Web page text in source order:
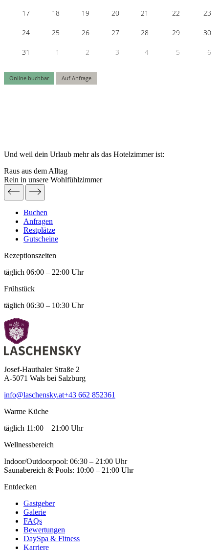
Und weil dein Urlaub mehr als das Hotelzimmer ist:
Raus aus dem Alltag
Rein in unsere Wohlfühlzimmer
Buchen
Anfragen
Restplätze
Gutscheine
Rezeptions­zeiten
täglich 06:00 – 22:00 Uhr
Frühstück
täglich 06:30 – 10:30 Uhr
Josef-Hauthaler Straße 2
A-5071 Wals bei Salzburg
info@laschensky.at+43 662 852361
Warme Küche
täglich 11:00 – 21:00 Uhr
Wellness­bereich
Indoor/Outdoorpool: 06:30 – 21:00 Uhr
Saunabereich & Pools: 10:00 – 21:00 Uhr
Entdecken
Gastgeber
Galerie
FAQs
Bewertungen
DaySpa & Fitness
Karriere